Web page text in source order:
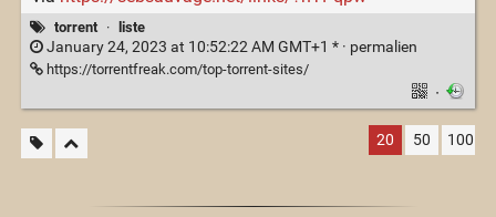
torrent · liste
January 24, 2023 at 10:52:22 AM GMT+1 * · permalien
https://torrentfreak.com/top-torrent-sites/
·
20 50 100